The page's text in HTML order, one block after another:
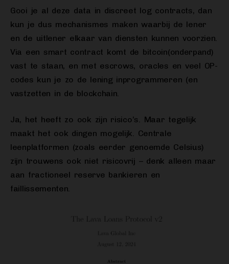
Gooi je al deze data in discreet log contracts, dan
kun je dus mechanismes maken waarbij de lener
en de uitlener elkaar van diensten kunnen voorzien.
Via een smart contract komt de bitcoin(onderpand)
vast te staan, en met escrows, oracles en veel OP-
codes kun je zo de lening inprogrammeren (en
vastzetten in de blockchain.
Ja, het heeft zo ook zijn risico’s. Maar tegelijk
maakt het ook dingen mogelijk. Centrale
leenplatformen (zoals eerder genoemde Celsius)
zijn trouwens ook niet risicovrij – denk alleen maar
aan fractioneel reserve bankieren en
faillissementen.